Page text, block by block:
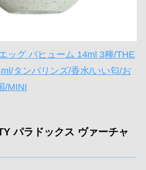
ッグ パヒューム 14ml 3種/THE
タンバリンズ/香水/いい匂/お
/MINI
パラドックス ヴァーチャ